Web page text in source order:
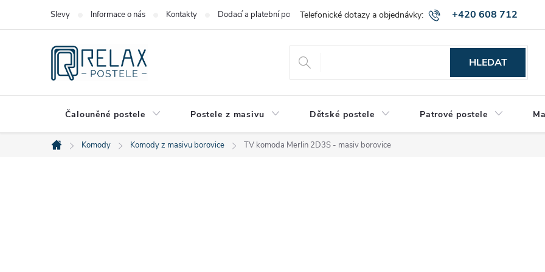
+420 608 712
515
Slevy Informace o nás Kontakty Dodací a platební podmínky Obchodní podmínky Montáž a výnos zboží
HLEDAT
Čalouněné postele Postele z masivu Dětské postele Patrové postele
Domů
Komody Komody z masivu borovice TV komoda Merlin 2D3S - masiv borovice